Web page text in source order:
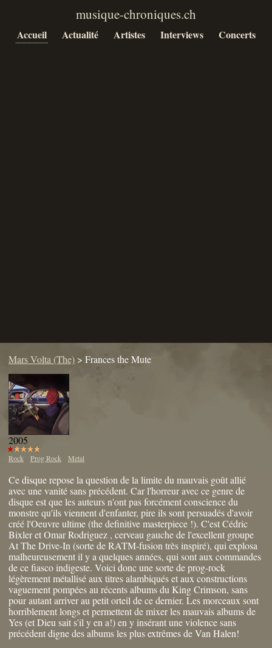
Accueil Actualité Artistes Interviews Concerts
Mars Volta (The) > Frances the Mute
2005
Rock Prog Rock Metal
Ce disque repose la question de la limite du mauvais goût allié
avec une vanité sans précédent. Car l'horreur avec ce genre de
disque est que les auteurs n'ont pas forcément conscience du
monstre qu'ils viennent d'enfanter, pire ils sont persuadés d'avoir
créé l'Oeuvre ultime (the definitive masterpiece !). C'est Cédric
Bixler et Omar Rodriguez , cerveau gauche de l'excellent groupe
At The Drive-In (sorte de RATM-fusion très inspiré), qui explosa
malheureusement il y a quelques années, qui sont aux commandes
de ce fiasco indigeste. Voici donc une sorte de prog-rock
légèrement métallisé aux titres alambiqués et aux constructions
vaguement pompées au récents albums du King Crimson, sans
pour autant arriver au petit orteil de ce dernier. Les morceaux sont
horriblement longs et permettent de mixer les mauvais albums de
Yes (et Dieu sait s'il y en a!) en y insérant une violence sans
précédent digne des albums les plus extrêmes de Van Halen!